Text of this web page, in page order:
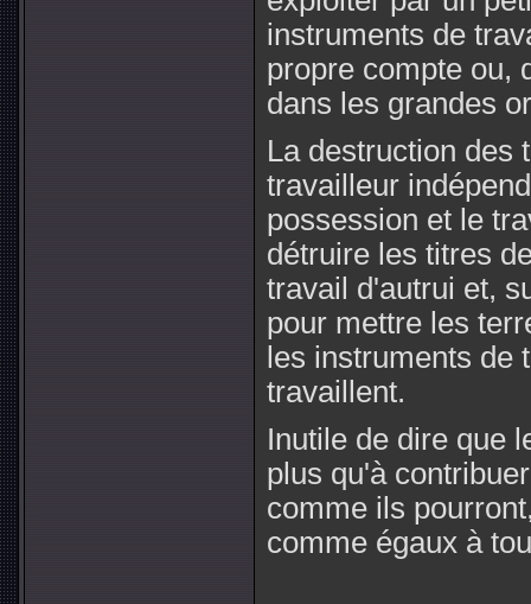
instruments de
propre compte ou,
dans les grandes
La destruction des
travailleur
possession et le
détruire les titres
travail d'autrui et,
pour mettre les
les instruments de
travaillent.
Inutile de dire que
plus qu'à
comme ils
comme égaux à